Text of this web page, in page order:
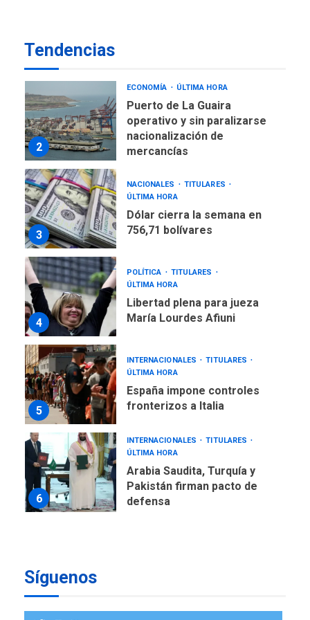
Tendencias
1
2
ECONOMÍA ÚLTIMA HORA
Puerto de La Guaira
operativo y sin paralizarse
nacionalización de
mercancías
3
NACIONALES
TITULARES
ÚLTIMA HORA
Dólar cierra la semana en
756,71 bolívares
4
POLÍTICA
TITULARES
ÚLTIMA HORA
Libertad plena para jueza
María Lourdes Afiuni
5
INTERNACIONALES
TITULARES
ÚLTIMA HORA
España impone controles
fronterizos a Italia
6
INTERNACIONALES
TITULARES
ÚLTIMA HORA
Arabia Saudita, Turquía y
Pakistán firman pacto de
defensa
7
Síguenos